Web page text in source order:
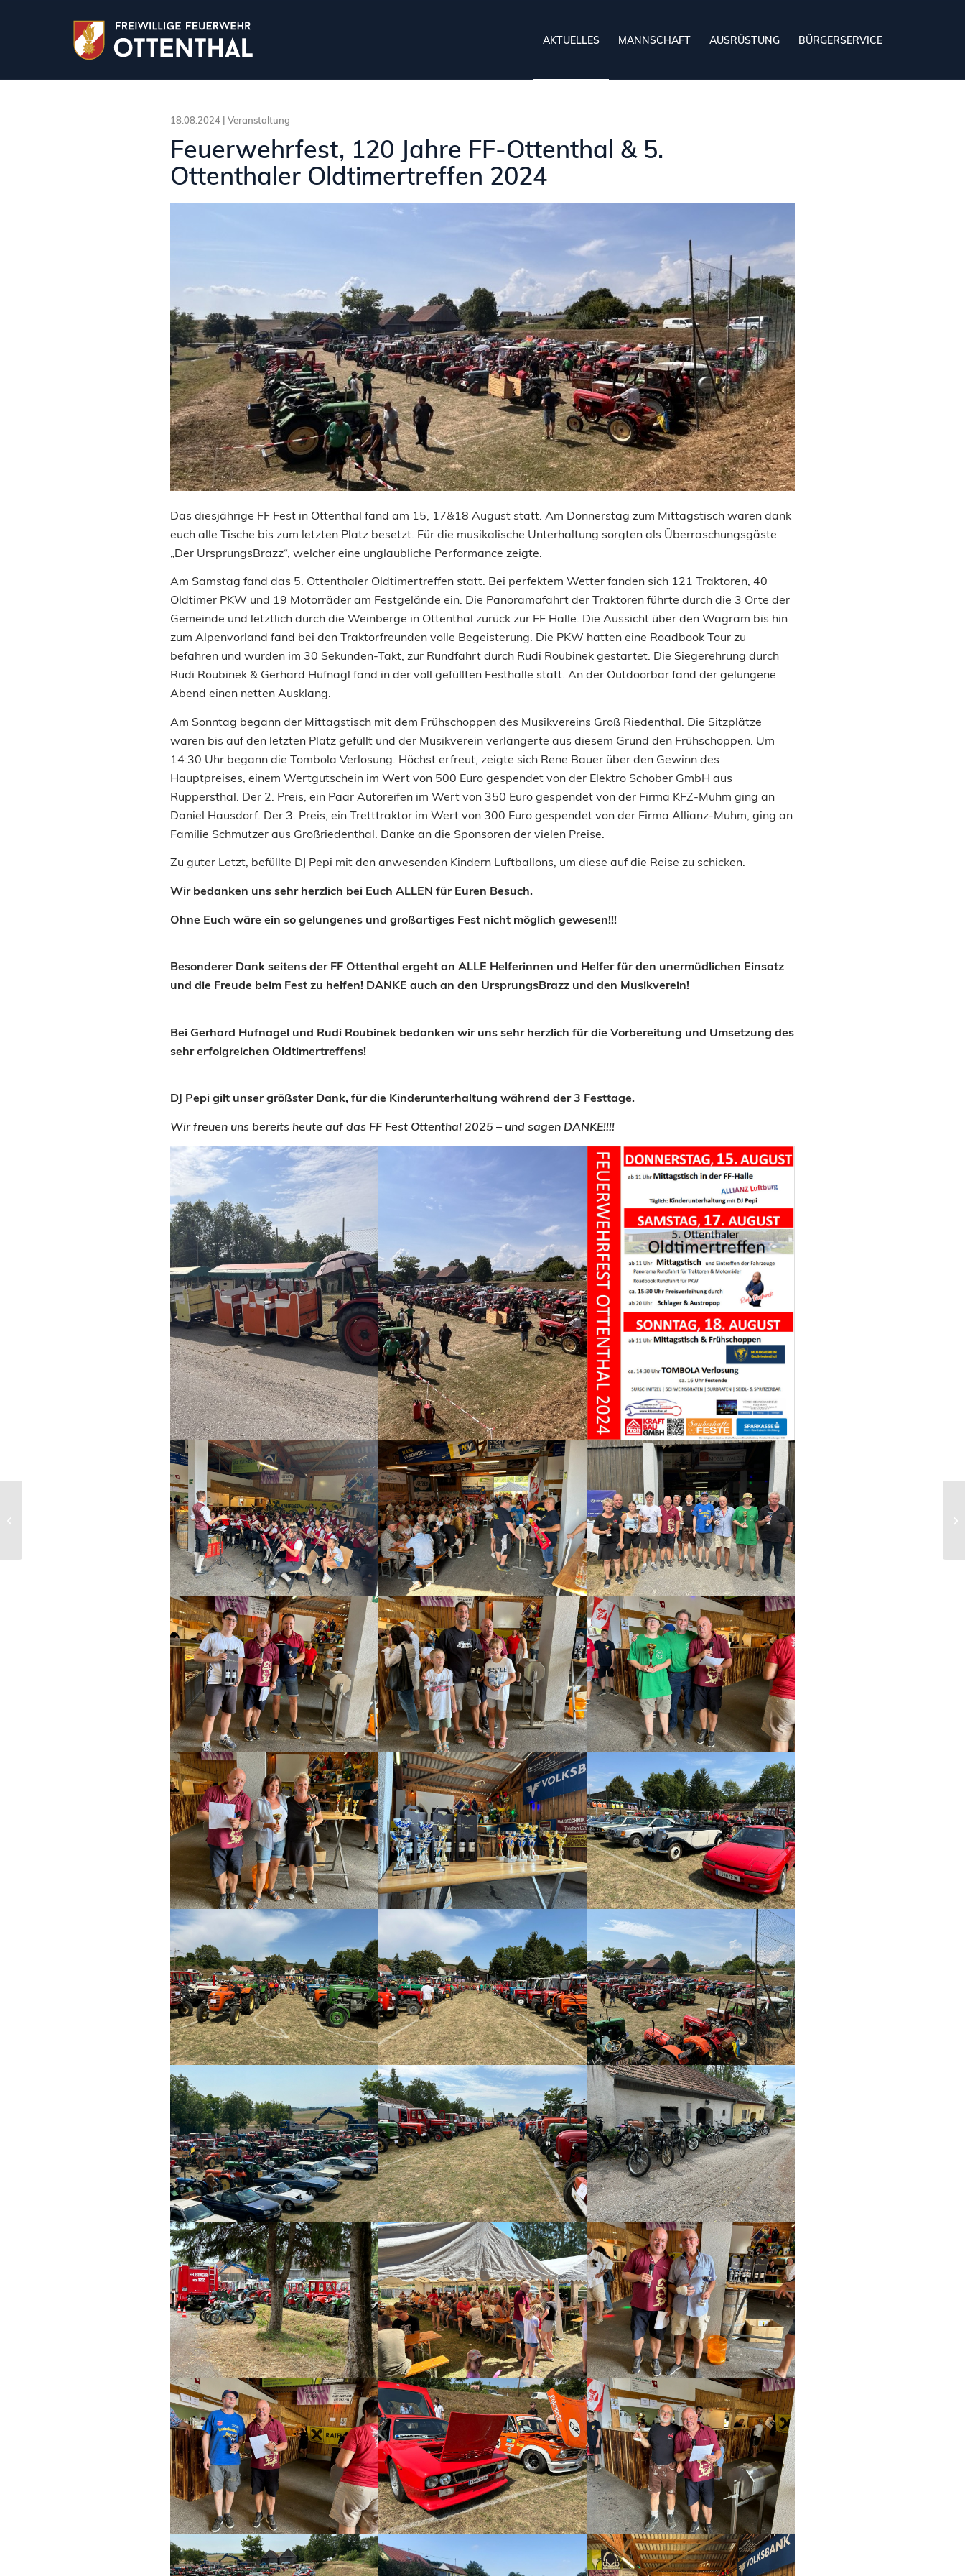
AKTUELLES MANNSCHAFT AUSRÜSTUNG BÜRGERSERVICE
18.08.2024 | Veranstaltung
Feuerwehrfest, 120 Jahre FF-Ottenthal & 5.
Ottenthaler Oldtimertreffen 2024
Das diesjährige FF Fest in Ottenthal fand am 15, 17&18 August statt. Am Donnerstag zum Mittagstisch waren dank
euch alle Tische bis zum letzten Platz besetzt. Für die musikalische Unterhaltung sorgten als Überraschungsgäste
„Der UrsprungsBrazz“, welcher eine unglaubliche Performance zeigte.
Am Samstag fand das 5. Ottenthaler Oldtimertreffen statt. Bei perfektem Wetter fanden sich 121 Traktoren, 40
Oldtimer PKW und 19 Motorräder am Festgelände ein. Die Panoramafahrt der Traktoren führte durch die 3 Orte der
Gemeinde und letztlich durch die Weinberge in Ottenthal zurück zur FF Halle. Die Aussicht über den Wagram bis hin
zum Alpenvorland fand bei den Traktorfreunden volle Begeisterung. Die PKW hatten eine Roadbook Tour zu
befahren und wurden im 30 Sekunden-Takt, zur Rundfahrt durch Rudi Roubinek gestartet. Die Siegerehrung durch
Rudi Roubinek & Gerhard Hufnagl fand in der voll gefüllten Festhalle statt. An der Outdoorbar fand der gelungene
Abend einen netten Ausklang.
Am Sonntag begann der Mittagstisch mit dem Frühschoppen des Musikvereins Groß Riedenthal. Die Sitzplätze
waren bis auf den letzten Platz gefüllt und der Musikverein verlängerte aus diesem Grund den Frühschoppen. Um
14:30 Uhr begann die Tombola Verlosung. Höchst erfreut, zeigte sich Rene Bauer über den Gewinn des
Hauptpreises, einem Wertgutschein im Wert von 500 Euro gespendet von der Elektro Schober GmbH aus
Ruppersthal. Der 2. Preis, ein Paar Autoreifen im Wert von 350 Euro gespendet von der Firma KFZ-Muhm ging an
Daniel Hausdorf. Der 3. Preis, ein Tretttraktor im Wert von 300 Euro gespendet von der Firma Allianz-Muhm, ging an
Familie Schmutzer aus Großriedenthal. Danke an die Sponsoren der vielen Preise.
Zu guter Letzt, befüllte DJ Pepi mit den anwesenden Kindern Luftballons, um diese auf die Reise zu schicken.
Wir bedanken uns sehr herzlich bei Euch ALLEN für Euren Besuch.
Ohne Euch wäre ein so gelungenes und großartiges Fest nicht möglich gewesen!!!
Besonderer Dank seitens der FF Ottenthal ergeht an ALLE Helferinnen und Helfer für den unermüdlichen Einsatz
und die Freude beim Fest zu helfen! DANKE auch an den UrsprungsBrazz und den Musikverein!
Bei Gerhard Hufnagel und Rudi Roubinek bedanken wir uns sehr herzlich für die Vorbereitung und Umsetzung des
sehr erfolgreichen Oldtimertreffens!
DJ Pepi gilt unser größster Dank, für die Kinderunterhaltung während der 3 Festtage.
Wir freuen uns bereits heute auf das FF Fest Ottenthal 2025 – und sagen DANKE!!!!